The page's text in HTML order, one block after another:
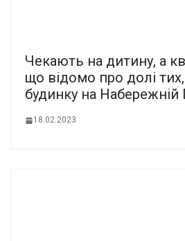
Чекають на дитину, а
що відомо про долі
будинку на
18.02.2023